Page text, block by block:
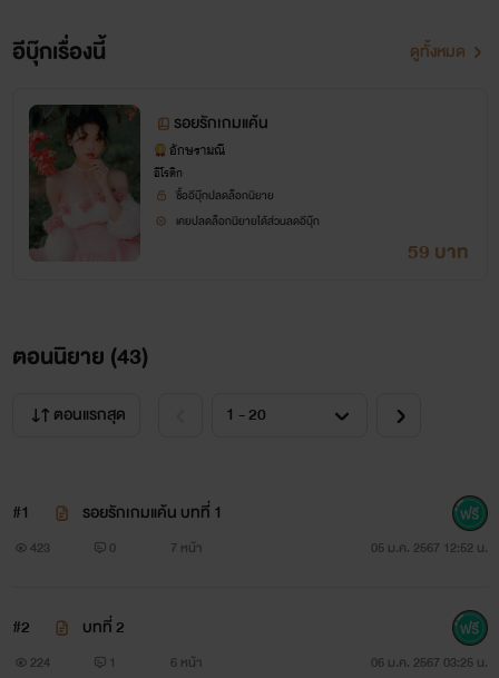
อีบุ๊กเรื่องนี้ ดูทั้งหมด
รอยรักเกมแค้น
อักษรามณี
อีโรติก
ซื้ออีบุ๊กปลดล็อกนิยาย
เคยปลดล็อกนิยายได้ส่วนลดอีบุ๊ก
59 บาท
ตอนนิยาย (43)
ตอนแรกสุด
#1 รอยรักเกมแค้น บทที่ 1
423 0 7 หน้า 05 ม.ค. 2567 12:52 น.
#2 บทที่ 2
224 1 6 หน้า 06 ม.ค. 2567 03:25 น.